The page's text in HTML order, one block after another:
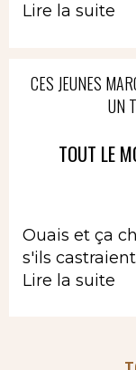
Lire la suite
CES JEUNES
UN
TOUT LE
Ouais et ça
s'ils
Lire la suite